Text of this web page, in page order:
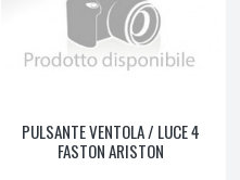
PULSANTE VENTOLA / LUCE 4
FASTON ARISTON